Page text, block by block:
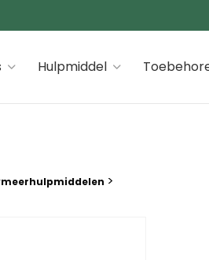
Hulpmiddel
>